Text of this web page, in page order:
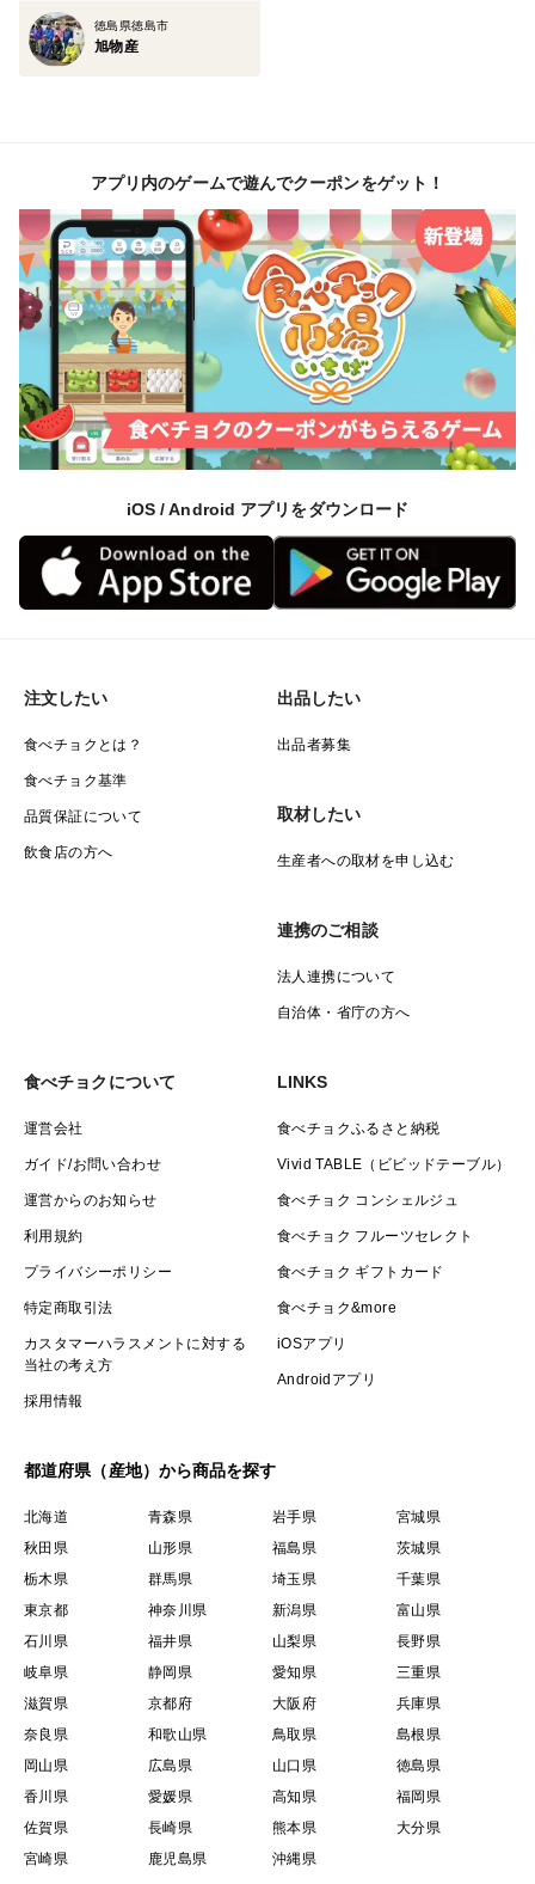
徳島県徳島市
旭物産
アプリ内のゲームで遊んでクーポンをゲット！
iOS / Android アプリをダウンロード
注文したい
食べチョクとは？
食べチョク基準
品質保証について
飲食店の方へ
出品したい
出品者募集
取材したい
生産者への取材を申し込む
連携のご相談
法人連携について
自治体・省庁の方へ
食べチョクについて
運営会社
ガイド/お問い合わせ
運営からのお知らせ
利用規約
プライバシーポリシー
特定商取引法
カスタマーハラスメントに対する
当社の考え方
採用情報
LINKS
食べチョクふるさと納税
Vivid TABLE（ビビッドテーブル）
食べチョク コンシェルジュ
食べチョク フルーツセレクト
食べチョク ギフトカード
食べチョク&more
iOSアプリ
Androidアプリ
都道府県（産地）から商品を探す
北海道 青森県 岩手県
宮城県
秋田県
山形県 福島県
茨城県
栃木県
群馬県 埼玉県
千葉県
東京都
神奈川県 新潟県
富山県
石川県
福井県 山梨県
長野県
岐阜県
静岡県 愛知県
三重県
滋賀県
京都府 大阪府
兵庫県
奈良県
和歌山県 鳥取県
島根県
岡山県
広島県 山口県
徳島県
香川県
愛媛県 高知県
福岡県
佐賀県
長崎県 熊本県
大分県
宮崎県
鹿児島県 沖縄県